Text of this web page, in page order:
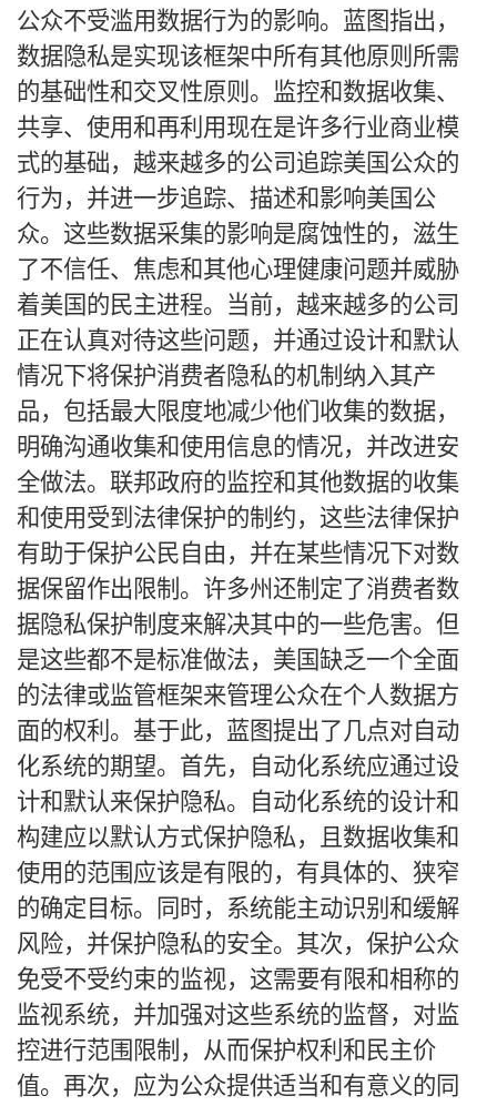
公众不受滥用数据行为的影响。蓝图指出，
数据隐私是实现该框架中所有其他原则所需
的基础性和交叉性原则。监控和数据收集、
共享、使用和再利用现在是许多行业商业模
式的基础，越来越多的公司追踪美国公众的
行为，并进一步追踪、描述和影响美国公
众。这些数据采集的影响是腐蚀性的，滋生
了不信任、焦虑和其他心理健康问题并威胁
着美国的民主进程。当前，越来越多的公司
正在认真对待这些问题，并通过设计和默认
情况下将保护消费者隐私的机制纳入其产
品，包括最大限度地减少他们收集的数据，
明确沟通收集和使用信息的情况，并改进安
全做法。联邦政府的监控和其他数据的收集
和使用受到法律保护的制约，这些法律保护
有助于保护公民自由，并在某些情况下对数
据保留作出限制。许多州还制定了消费者数
据隐私保护制度来解决其中的一些危害。但
是这些都不是标准做法，美国缺乏一个全面
的法律或监管框架来管理公众在个人数据方
面的权利。基于此，蓝图提出了几点对自动
化系统的期望。首先，自动化系统应通过设
计和默认来保护隐私。自动化系统的设计和
构建应以默认方式保护隐私，且数据收集和
使用的范围应该是有限的，有具体的、狭窄
的确定目标。同时，系统能主动识别和缓解
风险，并保护隐私的安全。其次，保护公众
免受不受约束的监视，这需要有限和相称的
监视系统，并加强对这些系统的监督，对监
控进行范围限制，从而保护权利和民主价
值。再次，应为公众提供适当和有意义的同